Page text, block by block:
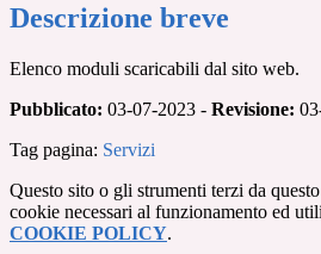
Descrizione breve
Elenco moduli scaricabili dal sito web.
Pubblicato: 03-07-2023 - Revisione:
Tag pagina: Servizi
Questo sito o gli strumenti terzi da
cookie necessari al funzionamento ed
COOKIE POLICY.